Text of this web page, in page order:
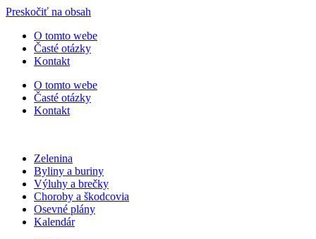
Preskočiť na obsah
O tomto webe
Časté otázky
Kontakt
O tomto webe
Časté otázky
Kontakt
Zelenina
Byliny a buriny
Výluhy a brečky
Choroby a škodcovia
Osevné plány
Kalendár